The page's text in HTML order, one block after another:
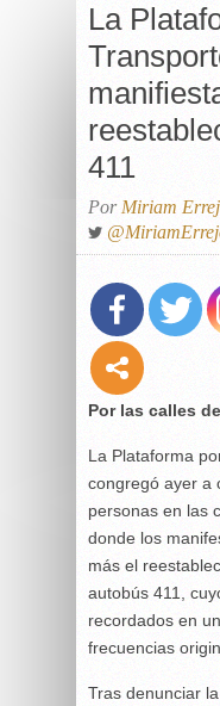
La
411
Por Miriam
Por las calles
La Plataforma
congregó ayer a
personas en las
donde los
más el
autobús 411,
recordados en
frecuencias
Tras denunciar